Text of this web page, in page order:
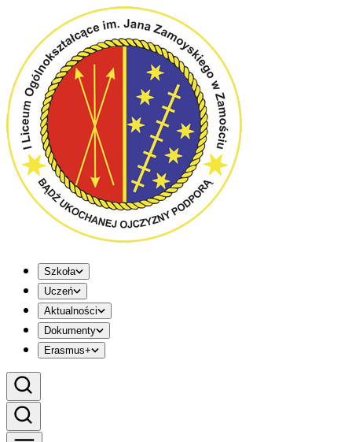
Szkoła
Uczeń
Aktualności
Dokumenty
Erasmus+